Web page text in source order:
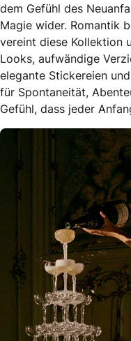
dem Gefühl des
Magie wider. Romantik
vereint diese Kollektion
Looks, aufwändige
elegante Stickereien
für Spontaneität,
Gefühl, dass jeder